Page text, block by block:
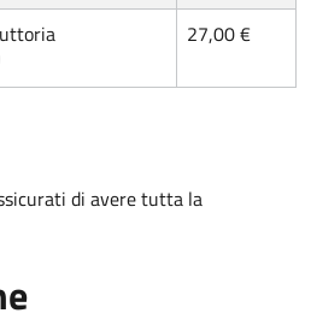
27,00 €
di avere tutta la